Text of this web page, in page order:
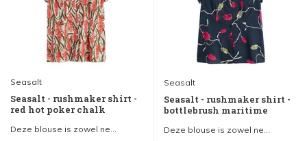
Seasalt
Seasalt - rushmaker shirt -
red hot poker chalk
Deze blouse is zowel ne...
Seasalt
Seasalt - rushmaker shirt -
bottlebrush maritime
Deze blouse is zowel ne...